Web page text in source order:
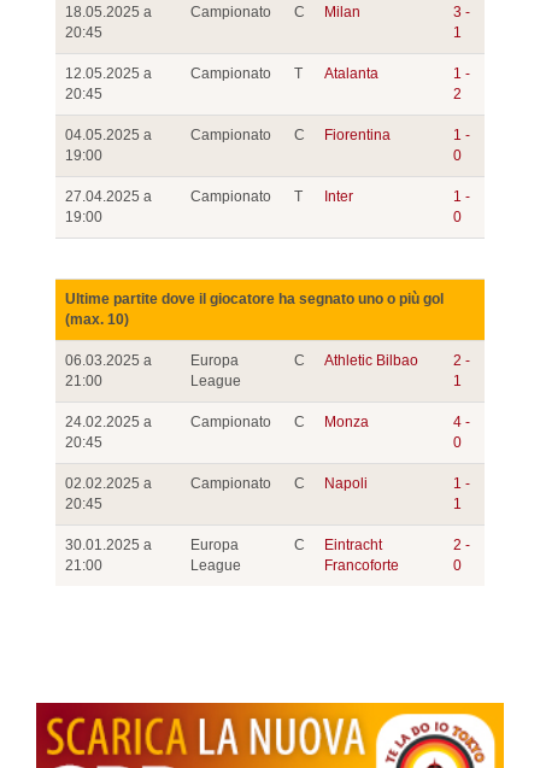
18.05.2025 a
20:45
Campionato C Milan
3 -
1
12.05.2025 a
20:45
Campionato T Atalanta
1 -
2
04.05.2025 a
19:00
Campionato C Fiorentina
1 -
0
27.04.2025 a
19:00
Campionato T Inter
1 -
0
Ultime partite dove il giocatore ha segnato uno o più gol
(max. 10)
06.03.2025 a
21:00
Europa
League
C Athletic Bilbao
2 -
1
24.02.2025 a
20:45
Campionato C Monza
4 -
0
02.02.2025 a
20:45
Campionato C Napoli
1 -
1
30.01.2025 a
21:00
Europa
League
C
Eintracht
Francoforte
2 -
0